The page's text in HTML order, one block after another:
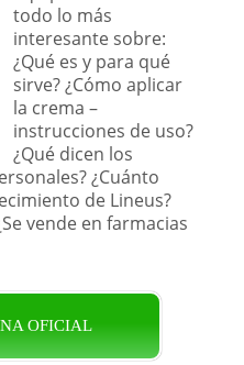
todo lo más
interesante sobre:
¿Qué es y para qué
sirve? ¿Cómo aplicar
la crema –
instrucciones de uso?
¿Qué dicen los
¿Cuánto
de Lineus?
vende en farmacias
OFICIAL